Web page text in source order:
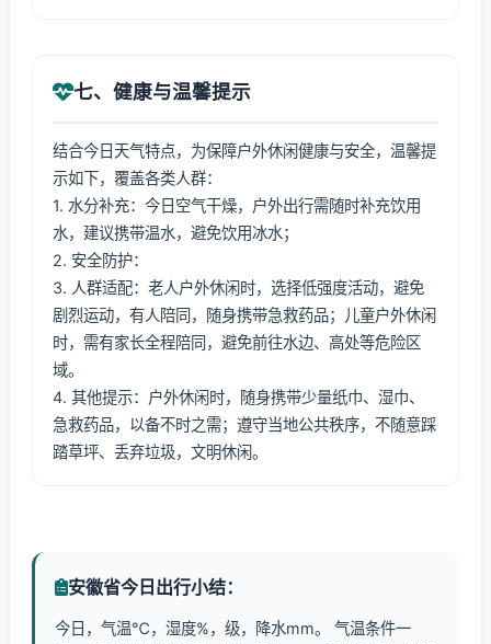
七、健康与温馨提示
结合今日天气特点，为保障户外休闲健康与安全，温馨提
示如下，覆盖各类人群：
1. 水分补充：今日空气干燥，户外出行需随时补充饮用
水，建议携带温水，避免饮用冰水；
2. 安全防护：
3. 人群适配：老人户外休闲时，选择低强度活动，避免
剧烈运动，有人陪同，随身携带急救药品；儿童户外休闲
时，需有家长全程陪同，避免前往水边、高处等危险区
域。
4. 其他提示：户外休闲时，随身携带少量纸巾、湿巾、
急救药品，以备不时之需；遵守当地公共秩序，不随意踩
踏草坪、丢弃垃圾，文明休闲。
安徽省今日出行小结：
今日，气温℃，湿度%，级，降水mm。 气温条件一